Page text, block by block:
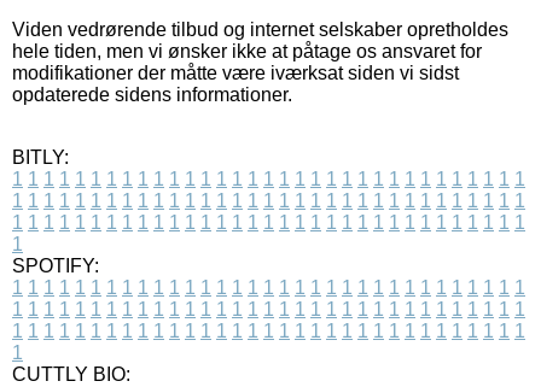
Viden vedrørende tilbud og internet selskaber opretholdes
hele tiden, men vi ønsker ikke at påtage os ansvaret for
modifikationer der måtte være iværksat siden vi sidst
opdaterede sidens informationer.
BITLY:
1 1 1 1 1 1 1 1 1 1 1 1 1 1 1 1 1 1 1 1 1 1 1 1 1 1 1 1 1 1 1 1 1
1 1 1 1 1 1 1 1 1 1 1 1 1 1 1 1 1 1 1 1 1 1 1 1 1 1 1 1 1 1 1 1 1
1 1 1 1 1 1 1 1 1 1 1 1 1 1 1 1 1 1 1 1 1 1 1 1 1 1 1 1 1 1 1 1 1
1
SPOTIFY:
1 1 1 1 1 1 1 1 1 1 1 1 1 1 1 1 1 1 1 1 1 1 1 1 1 1 1 1 1 1 1 1 1
1 1 1 1 1 1 1 1 1 1 1 1 1 1 1 1 1 1 1 1 1 1 1 1 1 1 1 1 1 1 1 1 1
1 1 1 1 1 1 1 1 1 1 1 1 1 1 1 1 1 1 1 1 1 1 1 1 1 1 1 1 1 1 1 1 1
1
CUTTLY BIO: